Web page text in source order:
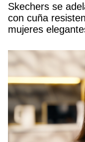
Skechers se
con cuña
mujeres